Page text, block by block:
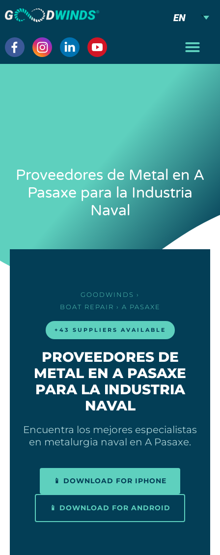
EN
Proveedores de Metal en A
Pasaxe para la Industria
Naval
GOODWINDS ›
BOAT REPAIR › A PASAXE
+43 SUPPLIERS AVAILABLE
PROVEEDORES DE
METAL EN A PASAXE
PARA LA INDUSTRIA
NAVAL
Encuentra los mejores especialistas
en metalurgia naval en A Pasaxe.
📱 DOWNLOAD FOR IPHONE
📱 DOWNLOAD FOR ANDROID